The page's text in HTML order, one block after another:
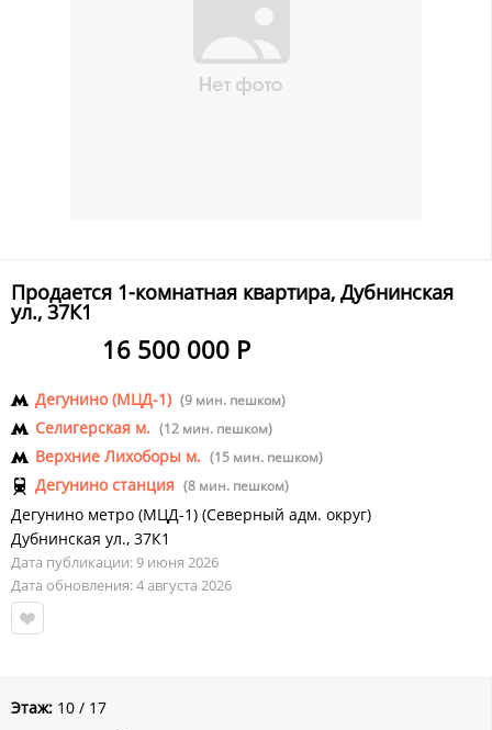
Продается 1-комнатная квартира, Дубнинская
ул., 37К1
16 500 000 Р
Дегунино (МЦД-1) (9 мин. пешком)
Селигерская м. (12 мин. пешком)
Верхние Лихоборы м. (15 мин. пешком)
Дегунино станция (8 мин. пешком)
Дегунино метро (МЦД-1) (Северный адм. округ)
Дубнинская ул., 37К1
Дата публикации: 9 июня 2026
Дата обновления: 4 августа 2026
Этаж: 10 / 17